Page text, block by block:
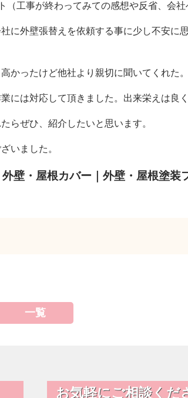
（工事が終わってみての感想や反省、会社
に外壁張替えを依頼する事に少し不安に
かったけど他社より親切に聞いてくれた。
には対応して頂きました。出来栄えは良
らぜひ、紹介したいと思います。
いました。
壁・屋根カバー｜外壁・屋根塗
一覧
お気軽にご相談くだ